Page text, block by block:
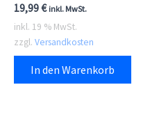
19,99€ inkl. MwSt.
inkl. 19 % MwSt.
zzgl. Versandkosten
In den Warenkorb